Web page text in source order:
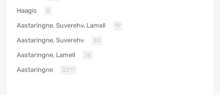
Haagis 8
Aastaringne, Suverehv, Lamell 19
Aastaringne, Suverehv 82
Aastaringne, Lamell 76
Aastaringne 2217